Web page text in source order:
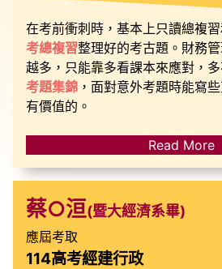
在考前衝刺時，基本上只讀總複
考總複習整理好的考古題。財務
越多，只能靠多看課本來應對，
考題集錦 ，面對意外考題時能寫
有價值的。
Read More
蔡○洹(暨大經濟系畢)
應屆考取
114高考經建行政